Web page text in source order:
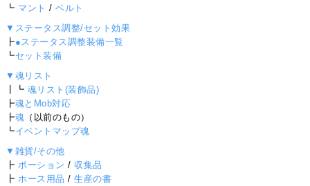
┗ マント /ベルト
▼ステータス調整/セット効果
┣●ステータス調整装備一覧
┗セット装備
▼魂リスト
┃┗ 魂リスト(装飾品)
┣魂とMob対応
┣魂 （以前のもの）
┗イベントマップ魂
▼雑貨/その他
┣ ポーション / 収集品
┣ ホース用品 /生産の書